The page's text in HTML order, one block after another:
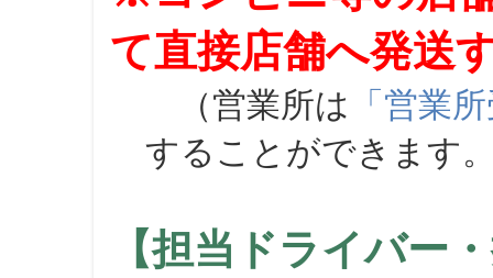
て直接店舗へ発送
（営業所は 「営業
することができます
【担当ドライバー